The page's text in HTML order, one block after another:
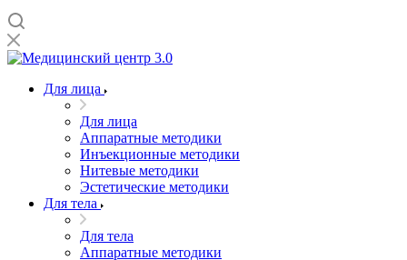
Для лица
Для лица
Аппаратные методики
Инъекционные методики
Нитевые методики
Эстетические методики
Для тела
Для тела
Аппаратные методики